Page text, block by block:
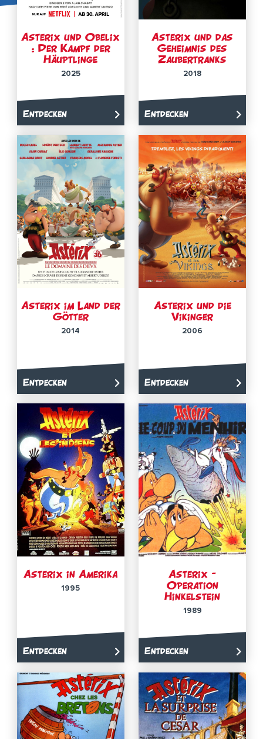
Asterix und Obelix
: Der Kampf der
Häuptlinge
2025
Entdecken
Asterix und das
Geheimnis des
Zaubertranks
2018
Entdecken
Asterix im Land der
Götter
2014
Entdecken
Asterix und die
Vikinger
2006
Entdecken
Asterix in Amerika
1995
Entdecken
Asterix –
Operation
Hinkelstein
1989
Entdecken